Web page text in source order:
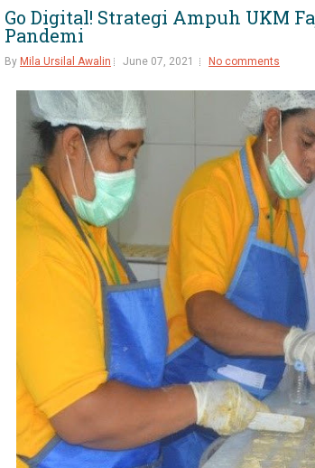
Go Digital! Strategi Ampuh UKM
Pandemi
By Mila Ursilal Awalin June 07, 2021 No comments